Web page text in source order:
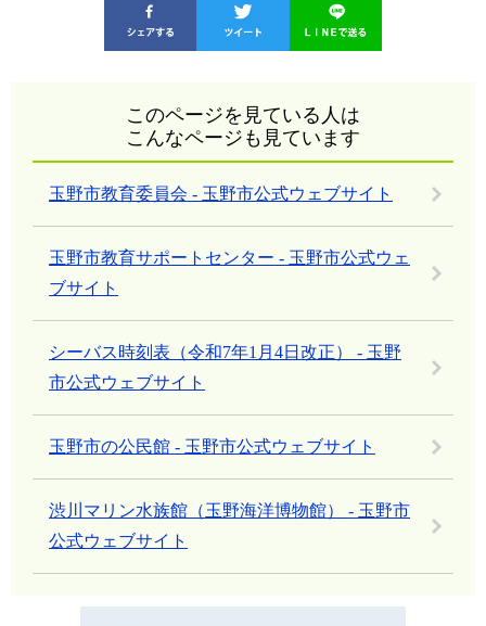
このページを見ている人は
こんなページも見ています
玉野市教育委員会 - 玉野市公式ウェブサイト
玉野市教育サポートセンター - 玉野市公式ウェ
ブサイト
シーバス時刻表（令和7年1月4日改正） - 玉野
市公式ウェブサイト
玉野市の公民館 - 玉野市公式ウェブサイト
渋川マリン水族館（玉野海洋博物館） - 玉野市
公式ウェブサイト